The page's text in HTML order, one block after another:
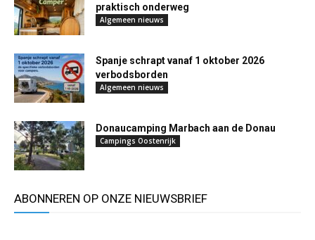
praktisch onderweg
Algemeen nieuws
Spanje schrapt vanaf 1 oktober 2026
verbodsborden
Algemeen nieuws
Donaucamping Marbach aan de Donau
Campings Oostenrijk
ABONNEREN OP ONZE NIEUWSBRIEF